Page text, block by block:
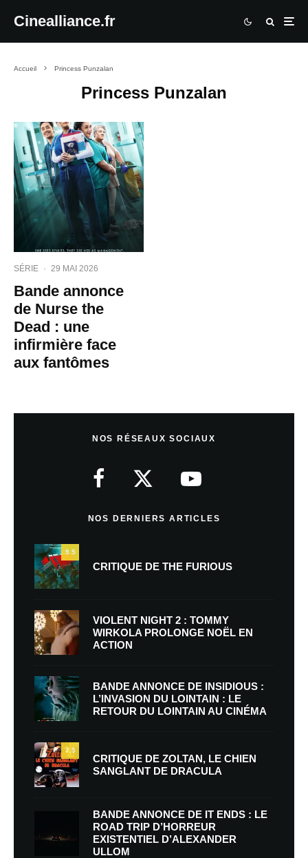
Cinealliance.fr
Accueil Princess Punzalan
Princess Punzalan
SÉRIE · 29 MAI 2026
Bande annonce
de Nurse the
Dead : une
infirmière face
aux fantômes
NOS RÉSEAUX SOCIAUX
NOS DERNIERS ARTICLES
9.5
CRITIQUE DE THE FURIOUS
VIOLENT NIGHT 2 : TOMMY
WIRKOLA PROLONGE NOËL EN
ACTION
BANDE ANNONCE DE INSIDIOUS :
L’INVASION DU LOINTAIN : LE
RETOUR DU LOINTAIN AU CINÉMA
7.5
CRITIQUE DE ZOLTAN, LE CHIEN
SANGLANT DE DRACULA
BANDE ANNONCE DE IT ENDS : LE
ROAD TRIP D’HORREUR
EXISTENTIEL D’ALEXANDER
ULLOM